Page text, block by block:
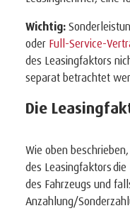
Wichtig:
oder Full-Service-
des Leasingfaktors
separat betrachtet
Die
Wie oben
des Leasingfaktors
des Fahrzeugs und
Anzahlung/